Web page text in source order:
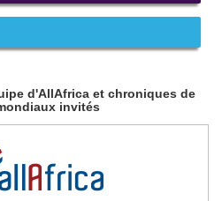
d'AllAfrica et chroniques de
invités